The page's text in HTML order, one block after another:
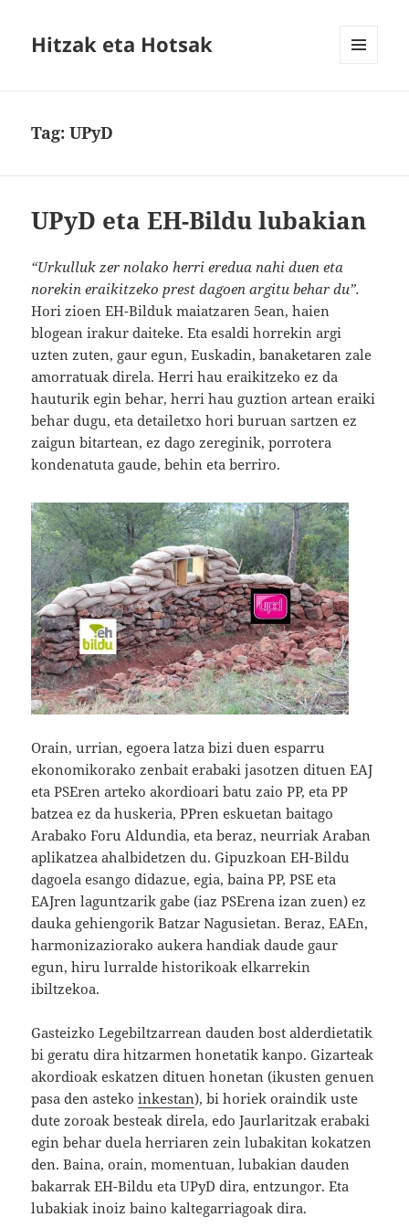
Hitzak eta Hotsak
Tag:UPyD
UPyD eta EH-Bildu lubakian
“Urkulluk zer nolako herri eredua nahi duen eta
norekin eraikitzeko prest dagoen argitu behar du”.
Hori zioen EH-Bilduk maiatzaren 5ean, haien
blogean irakur daiteke. Eta esaldi horrekin argi
uzten zuten, gaur egun, Euskadin, banaketaren zale
amorratuak direla. Herri hau eraikitzeko ez da
hauturik egin behar, herri hau guztion artean eraiki
behar dugu, eta detailetxo hori buruan sartzen ez
zaigun bitartean, ez dago zereginik, porrotera
kondenatuta gaude, behin eta berriro.
Orain, urrian, egoera latza bizi duen esparru
ekonomikorako zenbait erabaki jasotzen dituen EAJ
eta PSEren arteko akordioari batu zaio PP, eta PP
batzea ez da huskeria, PPren eskuetan baitago
Arabako Foru Aldundia, eta beraz, neurriak Araban
aplikatzea ahalbidetzen du. Gipuzkoan EH-Bildu
dagoela esango didazue, egia, baina PP, PSE eta
EAJren laguntzarik gabe (iaz PSErena izan zuen) ez
dauka gehiengorik Batzar Nagusietan. Beraz, EAEn,
harmonizaziorako aukera handiak daude gaur
egun, hiru lurralde historikoak elkarrekin
ibiltzekoa.
Gasteizko Legebiltzarrean dauden bost alderdietatik
bi geratu dira hitzarmen honetatik kanpo. Gizarteak
akordioak eskatzen dituen honetan (ikusten genuen
pasa den astekoinkestan), bi horiek oraindik uste
dute zoroak besteak direla, edo Jaurlaritzak erabaki
egin behar duela herriaren zein lubakitan kokatzen
den. Baina, orain, momentuan, lubakian dauden
bakarrak EH-Bildu eta UPyD dira, entzungor. Eta
lubakiak inoiz baino kaltegarriagoak dira.